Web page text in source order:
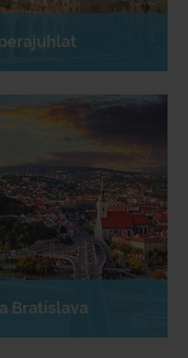
Bratislava